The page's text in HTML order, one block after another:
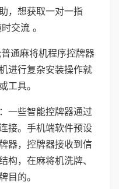
，想获取一对一指
交流 。
通麻将机程序控牌器
进行复杂安装操作就
工具。
一些智能控牌器通过
接。手机端软件预设
器，控牌器接收到信
构，在麻将机洗牌、
目的。